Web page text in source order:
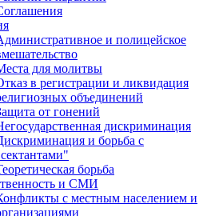
и полицейское
для молитвы
в регистрации и ликвидация
объединений
от гонений
дискриминация
и борьба с
борьба
и СМИ
с местным населением и